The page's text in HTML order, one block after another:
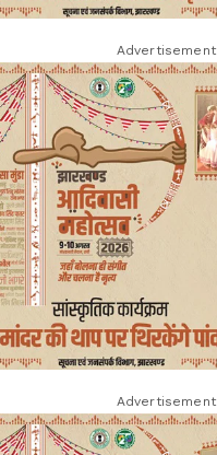
Advertisement
Advertisement